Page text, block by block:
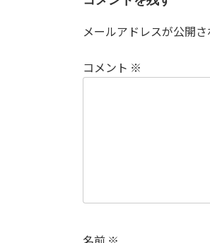
メールアドレスが公開
コメント ※